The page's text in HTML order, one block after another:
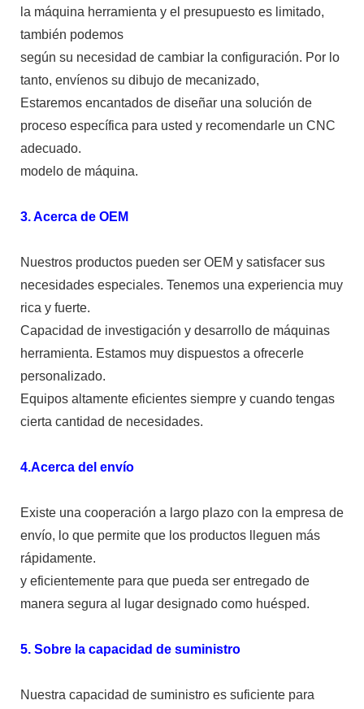
la máquina herramienta y el presupuesto es limitado,
también podemos
según su necesidad de cambiar la configuración. Por lo
tanto, envíenos su dibujo de mecanizado,
Estaremos encantados de diseñar una solución de
proceso específica para usted y recomendarle un CNC
adecuado.
modelo de máquina.
3. Acerca de OEM
Nuestros productos pueden ser OEM y satisfacer sus
necesidades especiales. Tenemos una experiencia muy
rica y fuerte.
Capacidad de investigación y desarrollo de máquinas
herramienta. Estamos muy dispuestos a ofrecerle
personalizado.
Equipos altamente eficientes siempre y cuando tengas
cierta cantidad de necesidades.
4.Acerca del envío
Existe una cooperación a largo plazo con la empresa de
envío, lo que permite que los productos lleguen más
rápidamente.
y eficientemente para que pueda ser entregado de
manera segura al lugar designado como huésped.
5. Sobre la capacidad de suministro
Nuestra capacidad de suministro es suficiente para